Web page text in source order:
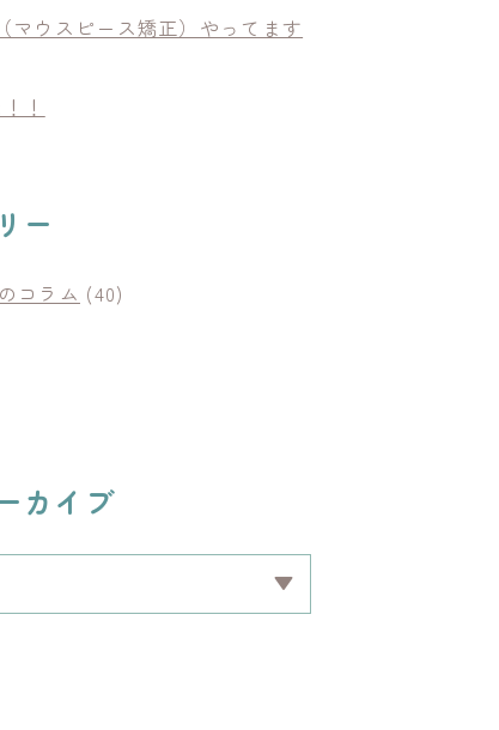
マウスピース矯正）やってます
！
ー
コラム (40)
カイブ